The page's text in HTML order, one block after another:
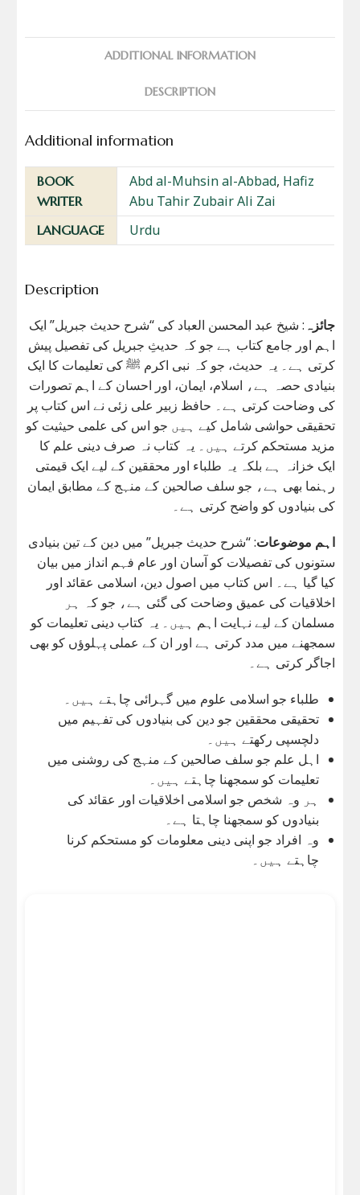
ADDITIONAL INFORMATION
DESCRIPTION
Additional information
BOOK
WRITER
Abd al-Muhsin al-Abbad, Hafiz
Abu Tahir Zubair Ali Zai
LANGUAGE Urdu
Description
جائزہ : شیخ عبد المحسن العباد کی “شرح حدیث جبریل” ایک
اہم اور جامع کتاب ہے جو کہ حدیثِ جبریل کی تفصیل پیش
کرتی ہے۔ یہ حدیث، جو کہ نبی اکرم ﷺ کی تعلیمات کا ایک
بنیادی حصہ ہے، اسلام، ایمان، اور احسان کے اہم تصورات
کی وضاحت کرتی ہے۔ حافظ زبیر علی زئی نے اس کتاب پر
تحقیقی حواشی شامل کیے ہیں جو اس کی علمی حیثیت کو
مزید مستحکم کرتے ہیں۔ یہ کتاب نہ صرف دینی علم کا
ایک خزانہ ہے بلکہ یہ طلباء اور محققین کے لیے ایک قیمتی
رہنما بھی ہے، جو سلف صالحین کے منہج کے مطابق ایمان
کی بنیادوں کو واضح کرتی ہے۔
اہم موضوعات: “شرح حدیث جبریل” میں دین کے تین بنیادی
ستونوں کی تفصیلات کو آسان اور عام فہم انداز میں بیان
کیا گیا ہے۔ اس کتاب میں اصول دین، اسلامی عقائد اور
اخلاقیات کی عمیق وضاحت کی گئی ہے، جو کہ ہر
مسلمان کے لیے نہایت اہم ہیں۔ یہ کتاب دینی تعلیمات کو
سمجھنے میں مدد کرتی ہے اور ان کے عملی پہلوؤں کو بھی
اجاگر کرتی ہے۔
طلباء جو اسلامی علوم میں گہرائی چاہتے ہیں۔
تحقیقی محققین جو دین کی بنیادوں کی تفہیم میں
دلچسپی رکھتے ہیں۔
اہل علم جو سلف صالحین کے منہج کی روشنی میں
تعلیمات کو سمجھنا چاہتے ہیں۔
ہر وہ شخص جو اسلامی اخلاقیات اور عقائد کی
بنیادوں کو سمجھنا چاہتا ہے۔
وہ افراد جو اپنی دینی معلومات کو مستحکم کرنا
چاہتے ہیں۔